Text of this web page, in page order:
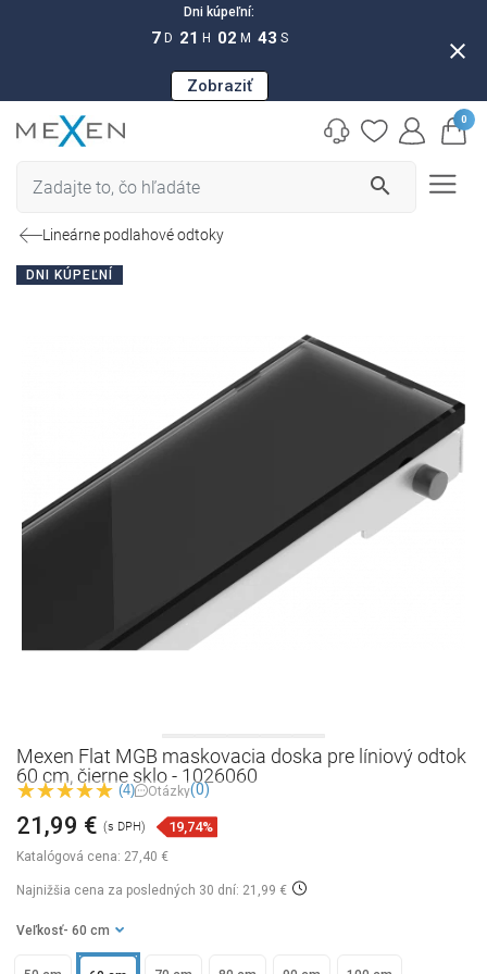
Dni kúpeľní:
7 D 21 H 02 M 42 S
Zobraziť
close
search
0
Lineárne podlahové odtoky
DNI KÚPEĽNÍ
Mexen Flat MGB maskovacia doska pre líniový odtok
60 cm, čierne sklo - 1026060
(4) Otázky(0)
Katalógová cena: 27,40 €
21,99 € (s DPH) 19,74%
Najnižšia cena za posledných 30 dní: 21,99 €
Veľkosť - 60 cm